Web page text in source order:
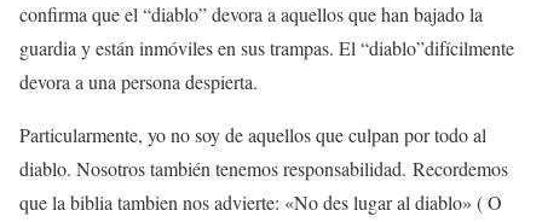
confirma que el “diablo” devora a aquellos que han bajado la
guardia y están inmóviles en sus trampas. El “diablo”difícilmente
devora a una persona despierta.
Particularmente, yo no soy de aquellos que culpan por todo al
diablo. Nosotros también tenemos responsabilidad. Recordemos
que la biblia tambien nos advierte: «No des lugar al diablo» ( O